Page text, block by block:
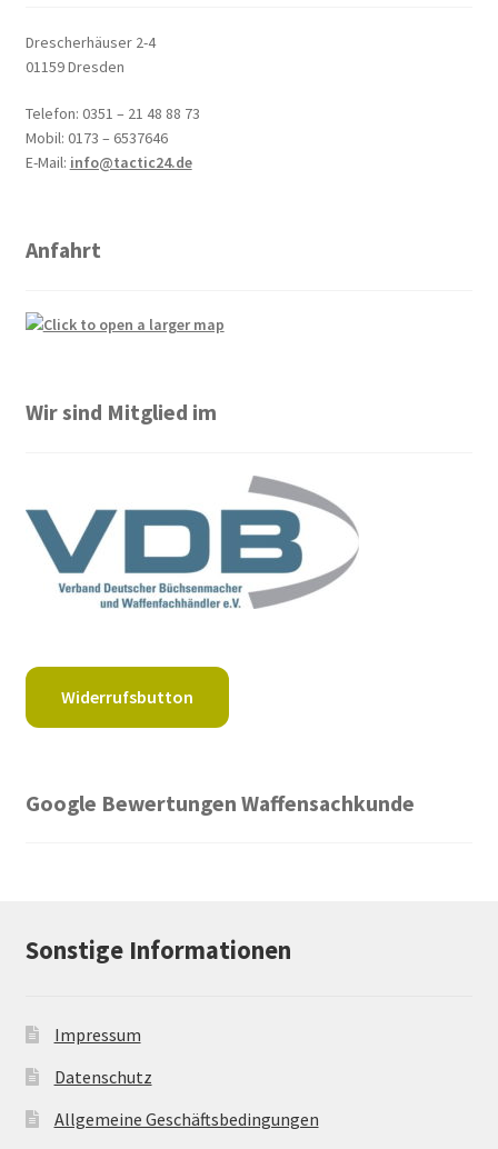
Drescherhäuser 2-4
01159 Dresden
Telefon: 0351 – 21 48 88 73
Mobil: 0173 – 6537646
E-Mail: info@tactic24.de
Anfahrt
Wir sind Mitglied im
Widerrufsbutton
Google Bewertungen Waffensachkunde
Sonstige Informationen
Impressum
Datenschutz
Allgemeine Geschäftsbedingungen